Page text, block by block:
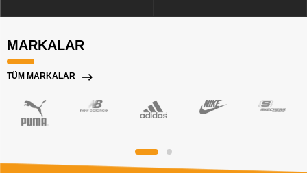
MARKALAR
TÜM MARKALAR